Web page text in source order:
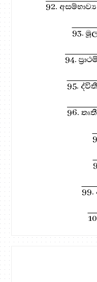
92.
93.
94.
95.
96.